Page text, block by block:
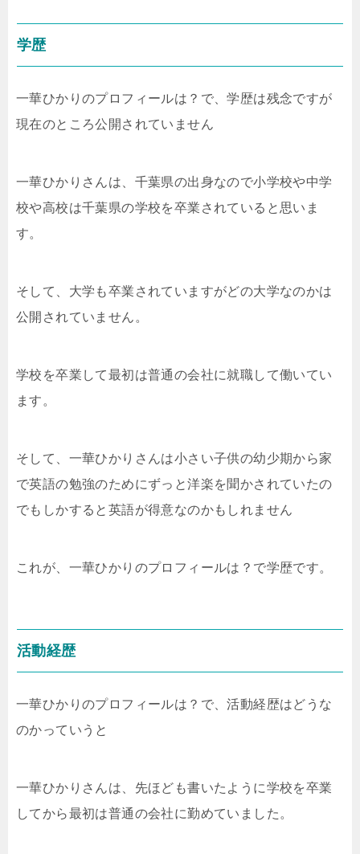
学歴
一華ひかりのプロフィールは？で、学歴は残念ですが
現在のところ公開されていません
一華ひかりさんは、千葉県の出身なので小学校や中学
校や高校は千葉県の学校を卒業されていると思いま
す。
そして、大学も卒業されていますがどの大学なのかは
公開されていません。
学校を卒業して最初は普通の会社に就職して働いてい
ます。
そして、一華ひかりさんは小さい子供の幼少期から家
で英語の勉強のためにずっと洋楽を聞かされていたの
でもしかすると英語が得意なのかもしれません
これが、一華ひかりのプロフィールは？で学歴です。
活動経歴
一華ひかりのプロフィールは？で、活動経歴はどうな
のかっていうと
一華ひかりさんは、先ほども書いたように学校を卒業
してから最初は普通の会社に勤めていました。